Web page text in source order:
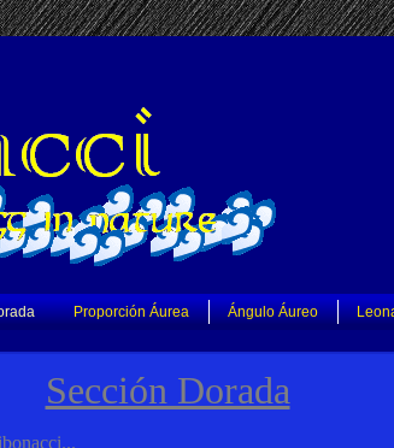
Proporción Áurea Ángulo Áureo
Sección Dorada